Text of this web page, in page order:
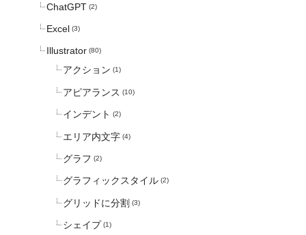
ChatGPT (2)
Excel (3)
Illustrator (80)
アクション (1)
アピアランス (10)
インデント (2)
エリア内文字 (4)
グラフ (2)
グラフィックスタイル (2)
グリッドに分割 (3)
シェイプ (1)